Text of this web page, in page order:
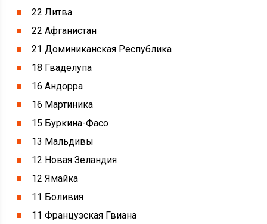
22 Литва
22 Афганистан
21 Доминиканская Республика
18 Гваделупа
16 Андорра
16 Мартиника
15 Буркина-Фасо
13 Мальдивы
12 Новая Зеландия
12 Ямайка
11 Боливия
11 Французская Гвиана